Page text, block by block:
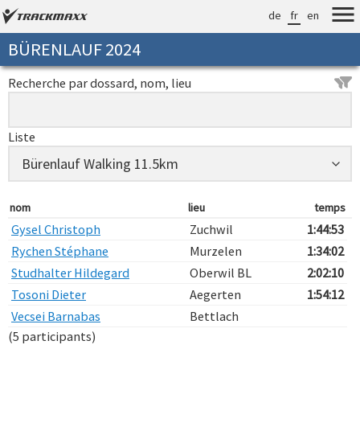
de fr en
BÜRENLAUF 2024
Recherche par dossard, nom, lieu
Liste
nom lieu temps
Gysel Christoph Zuchwil
1:44:53
Rychen Stéphane
Murzelen
1:34:02
Studhalter Hildegard
Oberwil BL
2:02:10
Tosoni Dieter
Aegerten
1:54:12
Vecsei Barnabas
Bettlach
(5 participants)